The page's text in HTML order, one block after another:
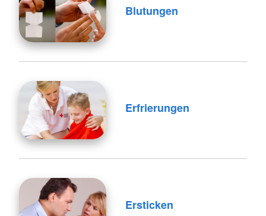
Blutungen
Erfrierungen
Ersticken